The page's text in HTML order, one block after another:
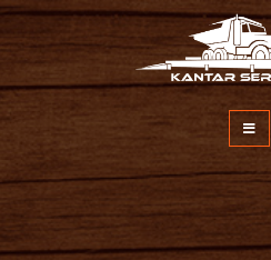
İçeriğe
Kantar Servisi